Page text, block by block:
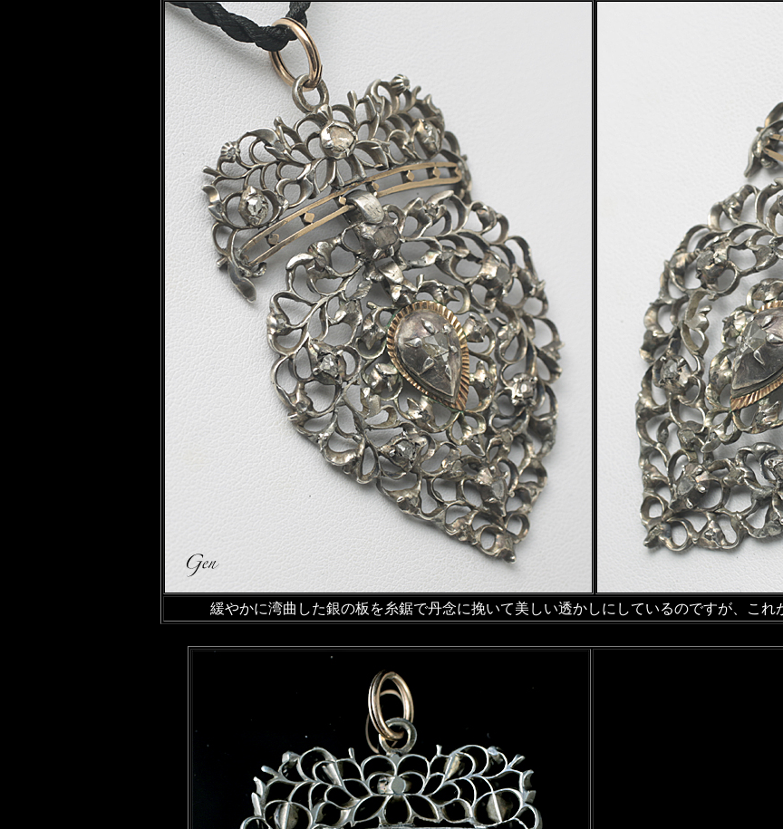
緩やかに湾曲した銀の板を糸鋸で丹念に挽いて美しい透かしにしているのですが、これ